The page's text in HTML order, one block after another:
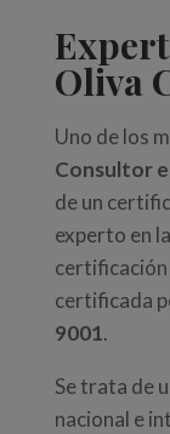
Oliva
Uno de los
Consultor
de un
experto en la
certificación
certificada
9001.
Se trata de
nacional e